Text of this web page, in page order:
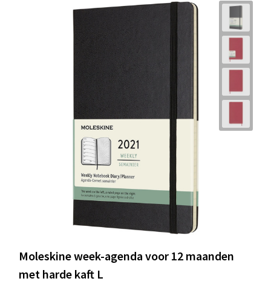
Moleskine week-agenda voor 12 maanden
met harde kaft L